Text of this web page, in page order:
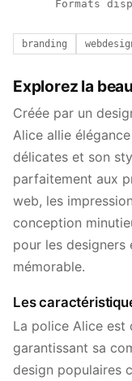
Formats
branding
Explorez la
Créée par un
Alice allie
délicates et son
parfaitement aux
web, les
conception
pour les designers
mémorable.
Les
La police Alice est
garantissant sa
design populaires